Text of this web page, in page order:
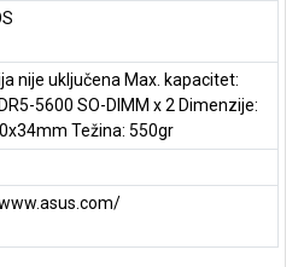
nije uključena Max. kapacitet:
5600 SO-DIMM x 2 Dimenzije:
Težina: 550gr